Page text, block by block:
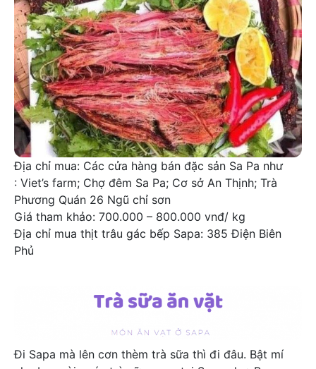
Địa chỉ mua: Các cửa hàng bán đặc sản Sa Pa như
: Viet’s farm; Chợ đêm Sa Pa; Cơ sở An Thịnh; Trà
Phương Quán 26 Ngũ chỉ sơn
Giá tham khảo: 700.000 – 800.000 vnđ/ kg
Địa chỉ mua thịt trâu gác bếp Sapa: 385 Điện Biên
Phủ
Đi Sapa mà lên cơn thèm trà sữa thì đi đâu. Bật mí